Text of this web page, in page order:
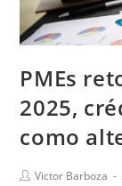
PMEs
2025,
como
Victor Barboza